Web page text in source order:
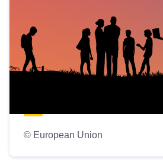
© European Union